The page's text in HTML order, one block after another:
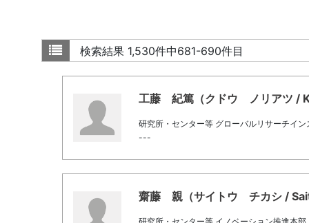
検索結果 1,530件中681-690件目
工藤 紀篤（クドウ ノリアツ /
研究所・センター等 グローバルリサーチイ
---
齋藤 親（サイトウ チカシ /